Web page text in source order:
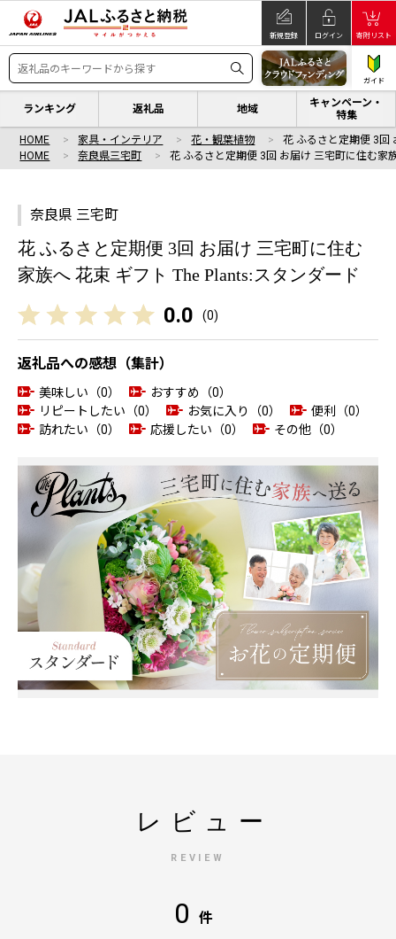
新規登録 ログイン 寄附リスト
ガイド
ランキング 返礼品 地域
キャンペーン・
特集
HOME 家具・インテリア 花・観葉植物
花 ふるさと定期便 3回
HOME
奈良県三宅町 花 ふるさと定期便 3回 お届け 三宅町に住む家
奈良県 三宅町
花 ふるさと定期便 3回 お届け 三宅町に住む
家族へ 花束 ギフト The Plants:スタンダード
0.0 (0)
返礼品への感想（集計）
美味しい（0）
おすすめ（0）
リピートしたい（0）
お気に入り（0）
便利（0）
訪れたい（0）
応援したい（0） その他（0）
レビュー
REVIEW
0 件